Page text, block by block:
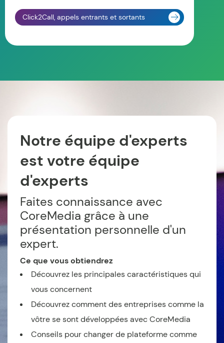
Click2Call, appels entrants et sortants
Notre équipe d'experts
est votre équipe
d'experts
Faites connaissance avec
CoreMedia grâce à une
présentation personnelle d'un
expert.
Ce que vous obtiendrez
Découvrez les principales caractéristiques qui
vous concernent
Découvrez comment des entreprises comme la
vôtre se sont développées avec CoreMedia
Conseils pour changer de plateforme comme